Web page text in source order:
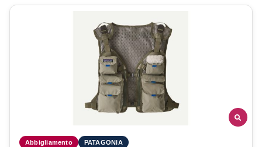
Abbigliamento PATAGONIA